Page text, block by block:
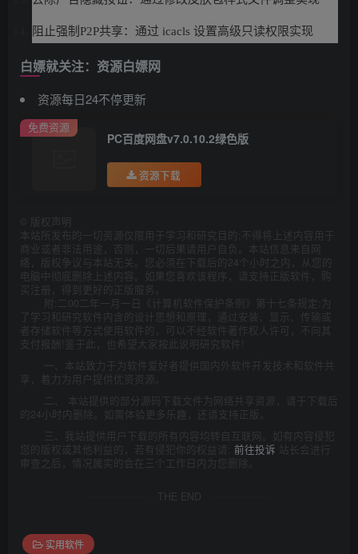
阻止强制P2P共享：通过 icacls 设置高级只读权限实现
白嫖就关注：资源白嫖网
资源每日24不停更新
免费资源
PC百度网盘v7.0.10.2绿色版
资源下载
版权声明
本站所发布的一切资源仅限用于学习和研究目的;不得将上述内容用于
商业或者非法用途，否则，一切后果请用户自负。本站信息来自网
络，版权争议与本站无关。您必须在下载后的24个小时之内，从您的
电脑中彻底删除上述内容。如果您喜欢该程序，请支持正版软件，购
买注册，得到更好的正版服务。
附:二00二年一月一日《计算机软件保护条例》第十七条规定:为
了学习和研究软件内含的设计思想和原理，通过安装、显示、传输或
者存储软件等方式使用软件的，可以不经软件著作权人许可，不向其
支付报酬!鉴于此，也希望大家按此说明研究软件!
一、本站致力于为软件爱好者提供国内外软件开发技术和软件共
享，着力为用户提供优资资源。
二、 本站提供的部分源码下载文件为网络共享资源，请于下载后
的24小时内删除。如需体验更多乐趣，还请支持正版。
三、我站提供用户下载的所有内容均转自互联网。如有内容侵犯
您的版权或其他利益的，若有侵犯你的权益请: 前往投诉 站长会进行
审查之后，情况属实的会在三个工作日内为您删除。
THE END
实用软件